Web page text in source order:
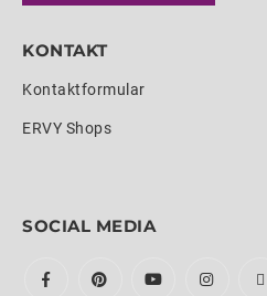
KONTAKT
Kontaktformular
ERVY Shops
SOCIAL MEDIA